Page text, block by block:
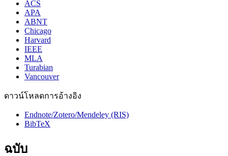
ACS
APA
ABNT
Chicago
Harvard
IEEE
MLA
Turabian
Vancouver
ดาวน์โหลดการอ้างอิง
Endnote/Zotero/Mendeley (RIS)
BibTeX
ฉบับ